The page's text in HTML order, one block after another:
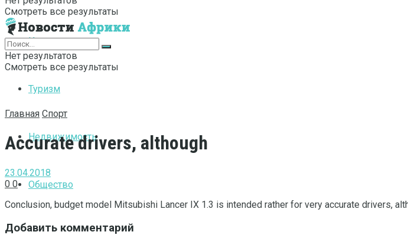
Интернет
Туризм
Недвижимость
Общество
Смотреть все результаты
Нет результатов
Смотреть все результаты
Главная Спорт
Accurate drivers, although
23.04.2018
0 0
Conclusion, budget model Mitsubishi Lancer IX 1.3 is intended rather for very accurate drivers,
Добавить комментарий